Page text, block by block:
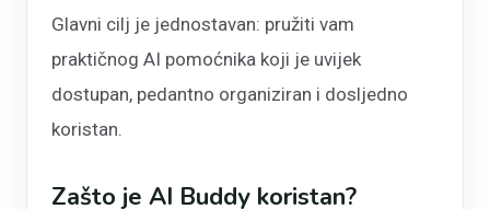
Glavni cilj je jednostavan: pružiti vam
praktičnog AI pomoćnika koji je uvijek
dostupan, pedantno organiziran i dosljedno
koristan.
Zašto je AI Buddy koristan?